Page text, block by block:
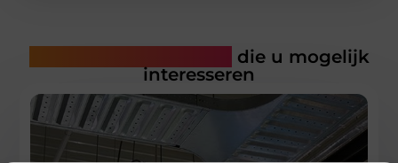
die u mogelijk
interesseren